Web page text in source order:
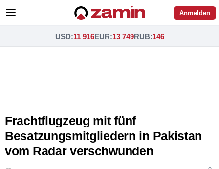
Anmelden
USD:11 916EUR:13 749RUB:146
Frachtflugzeug mit fünf
Besatzungsmitgliedern in Pakistan
vom Radar verschwunden